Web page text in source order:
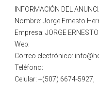
INFORMACIÓN DEL
Nombre: Jorge Ernesto
Empresa: JORGE
Web:
Correo electrónico:
Teléfono:
Celular: +(507) 6674-5927,